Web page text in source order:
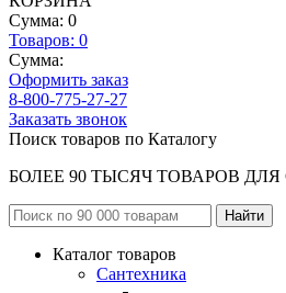
Сумма: 0
Товаров: 0
Сумма:
Оформить заказ
8-800-775-27-27
Заказать звонок
Поиск товаров по Каталогу
БОЛЕЕ 90 ТЫСЯЧ ТОВАРОВ
Каталог товаров
Сантехника